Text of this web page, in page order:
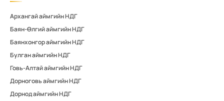
Архангай аймгийн НДГ
Баян-Өлгий аймгийн НДГ
Баянхонгор аймгийн НДГ
Булган аймгийн НДГ
Говь-Алтай аймгийн НДГ
Дорноговь аймгийн НДГ
Дорнод аймгийн НДГ